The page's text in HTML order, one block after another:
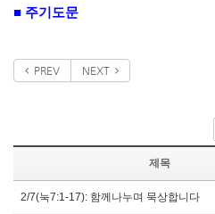
■ 주기도문
PREV NEXT
제목
2/7(눅7:1-17): 함께나누며 묵상합니다